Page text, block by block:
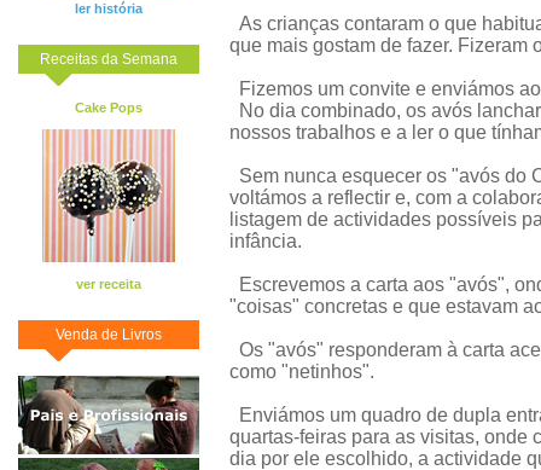
ler história
Receitas da Semana
Cake Pops
ver receita
Venda de Livros
As crianças contaram o que
que mais gostam de fazer. Fizeram
Fizemos um convite e enviámos
No dia combinado, os avós
nossos trabalhos e a ler o que
Sem nunca esquecer os "avós do
voltámos a reflectir e, com a
listagem de actividades possíveis
infância.
Escrevemos a carta aos "avós",
"coisas" concretas e que estavam
Os "avós" responderam à carta
como "netinhos".
Enviámos um quadro de dupla
quartas-feiras para as visitas, onde
dia por ele escolhido, a actividade